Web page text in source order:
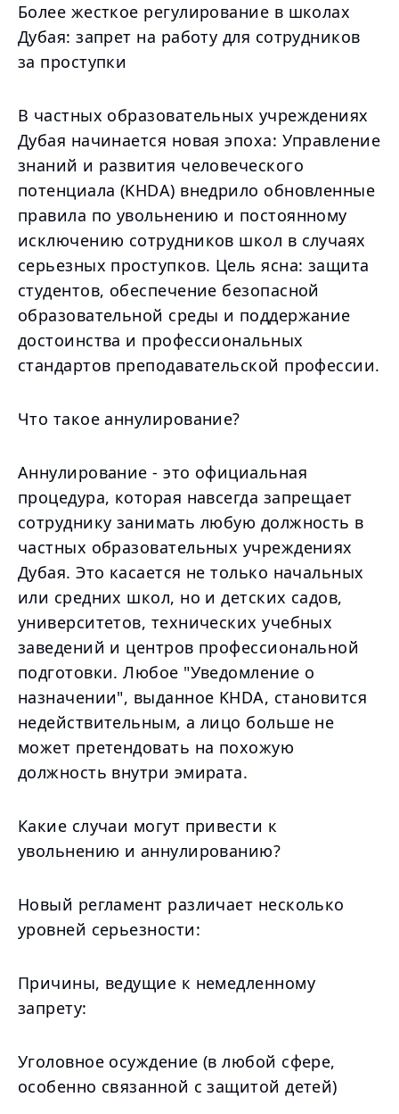
Более жесткое регулирование в школах
Дубая: запрет на работу для сотрудников
за проступки
В частных образовательных учреждениях
Дубая начинается новая эпоха: Управление
знаний и развития человеческого
потенциала (KHDA) внедрило обновленные
правила по увольнению и постоянному
исключению сотрудников школ в случаях
серьезных проступков. Цель ясна: защита
студентов, обеспечение безопасной
образовательной среды и поддержание
достоинства и профессиональных
стандартов преподавательской профессии.
Что такое аннулирование?
Аннулирование - это официальная
процедура, которая навсегда запрещает
сотруднику занимать любую должность в
частных образовательных учреждениях
Дубая. Это касается не только начальных
или средних школ, но и детских садов,
университетов, технических учебных
заведений и центров профессиональной
подготовки. Любое "Уведомление о
назначении", выданное KHDA, становится
недействительным, а лицо больше не
может претендовать на похожую
должность внутри эмирата.
Какие случаи могут привести к
увольнению и аннулированию?
Новый регламент различает несколько
уровней серьезности:
Причины, ведущие к немедленному
запрету:
Уголовное осуждение (в любой сфере,
особенно связанной с защитой детей)